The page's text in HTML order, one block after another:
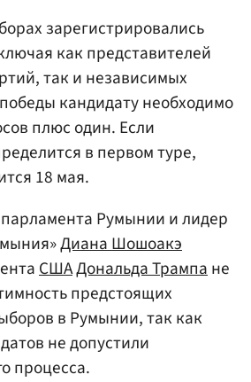
зарегистрировались
как представителей
так и независимых
кандидату необходимо
плюс один. Если
в первом туре,
18 мая.
парламента Румынии и лидер
Диана Шошоакэ
СШАДональда Трампане
предстоящих
в Румынии, так как
не допустили
процесса.